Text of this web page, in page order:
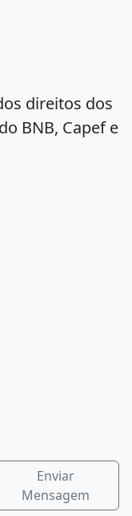
direitos dos
BNB, Capef e
Enviar
Mensagem